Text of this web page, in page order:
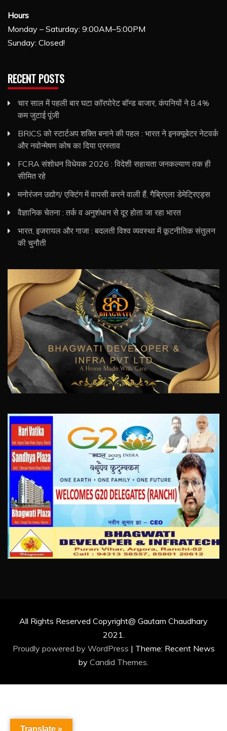
Hours
Monday – Saturday: 9:00AM–5:00PM
Sunday: Closed!
RECENT POSTS
चार साल में पहली बार घटा कॉरपोरेट बॉन्ड बाजार, कंपनियों ने 8.4%
कम जुटाई पूंजी
BRICS को स्टार्टअप शक्ति बनाने की पहल : भारत ने इनक्यूबेटर नेटवर्क
और नवोन्मेषण कोष का दिया प्रस्ताव
FCRA संशोधन विधेयक 2026 : विदेशी सहायता जनकल्याण तक ही
सीमित रहे
मनोरंजन उद्योग/ एक्टिंग में वापसी करने वाली हैं, गैब्रिएला डेमेट्रिएड्स
वैज्ञानिक चेतना : तर्क व अनुशंधान से दूर होता जा रहा भारत
भारत, इजरायल और गाजा : बदलती विश्व व्यवस्था में कूटनीतिक संतुलन
की चुनौती
All Rights Reserved Copyright@ Gautam Chaudhary
2021.
Proudly powered by WordPress | Theme: Recent News
by Candid Themes.
Translate »